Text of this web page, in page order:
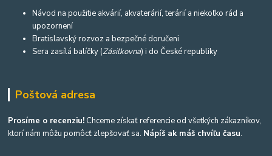
Návod na použitie akvárií, akvaterárií, terárií a niekoľko rád a
upozornení
Bratislavský rozvoz a bezpečné doručeni
Sera zasílá balíčky (Zásilkovna) i do České republiky
Poštová adresa
Prosíme o recenziu! Chceme získať referencie od všetkých zákazníkov,
ktorí nám môžu pomôcť zlepšovať sa. Nápíš ak máš chvíľu času.